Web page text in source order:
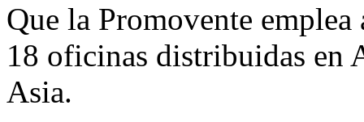
Que la Promovente
18 oficinas distribuidas en
Asia.